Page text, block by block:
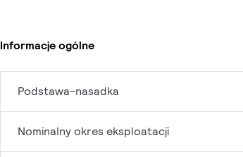
Informacje ogólne
Podstawa-nasadka
Nominalny okres eksploatacji